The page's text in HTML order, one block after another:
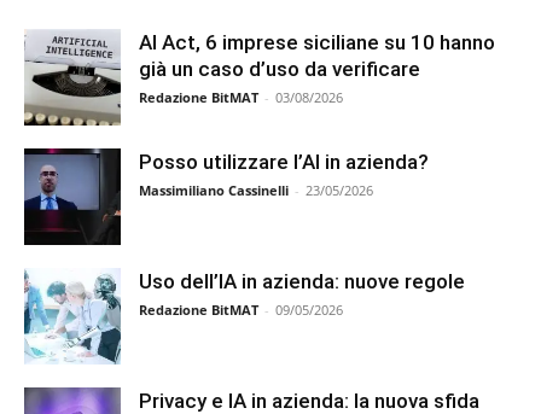
AI Act, 6 imprese siciliane su 10 hanno
già un caso d’uso da verificare
Redazione BitMAT - 03/08/2026
Posso utilizzare l’AI in azienda?
Massimiliano Cassinelli - 23/05/2026
Uso dell’IA in azienda: nuove regole
Redazione BitMAT - 09/05/2026
Privacy e IA in azienda: la nuova sfida